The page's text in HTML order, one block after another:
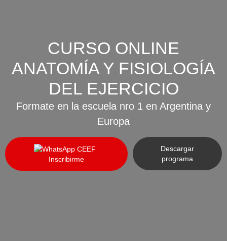
CURSO ONLINE
ANATOMÍA Y FISIOLOGÍA
DEL EJERCICIO
Formate en la escuela nro 1 en Argentina y
Europa
Inscribirme
Descargar
programa